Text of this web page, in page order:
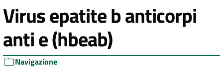
Virus epatite b anticorpi
anti e (hbeab)
Navigazione